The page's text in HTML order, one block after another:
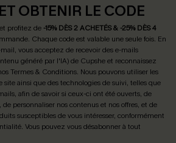
OBTENIR LE CODE
profitez de -15% DÈS 2 ACHETÉS & -25% DÈS 4
Chaque code est valable une seule fois. En
vous acceptez de recevoir des e-mails
généré par l'IA) de Cupshe et reconnaissez
Termes & Conditions. Nous pouvons utiliser les
site ainsi que des technologies de suivi, telles que
afin de savoir si ceux-ci ont été ouverts, de
personnaliser nos contenus et nos offres, et de
susceptibles de vous intéresser, conformément
. Vous pouvez vous désabonner à tout